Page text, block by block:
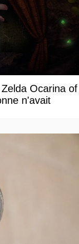
Ocarina of
n'avait